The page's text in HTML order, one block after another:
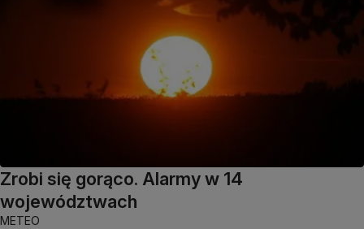
Zrobi się gorąco. Alarmy w 14
województwach
METEO